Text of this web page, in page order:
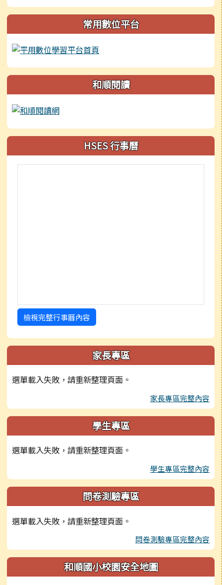
常用數位平台
和順閱讀
HSES 行事曆
檢視完整行事曆內容
家長專區
選單載入失敗，請重新整理頁面。
家長專區完整內容
學生專區
選單載入失敗，請重新整理頁面。
學生專區完整內容
問卷測驗專區
選單載入失敗，請重新整理頁面。
問卷測驗專區完整內容
和順國小校園安全地圖